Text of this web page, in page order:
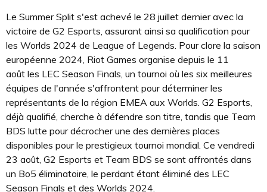
Le Summer Split s'est achevé le 28 juillet dernier avec la
victoire de G2 Esports, assurant ainsi sa qualification pour
les Worlds 2024 de League of Legends. Pour clore la saison
européenne 2024, Riot Games organise depuis le 11
août les LEC Season Finals, un tournoi où les six meilleures
équipes de l'année s'affrontent pour déterminer les
représentants de la région EMEA aux Worlds. G2 Esports,
déjà qualifié, cherche à défendre son titre, tandis que Team
BDS lutte pour décrocher une des dernières places
disponibles pour le prestigieux tournoi mondial. Ce vendredi
23 août, G2 Esports et Team BDS se sont affrontés dans
un Bo5 éliminatoire, le perdant étant éliminé des LEC
Season Finals et des Worlds 2024.